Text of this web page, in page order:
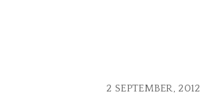
2 SEPTEMBER, 2012